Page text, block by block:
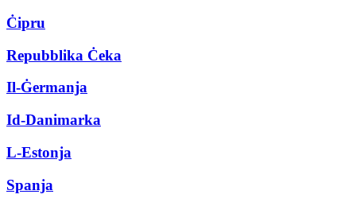
Ċipru
Repubblika Ċeka
Il-Ġermanja
Id-Danimarka
L-Estonja
Spanja